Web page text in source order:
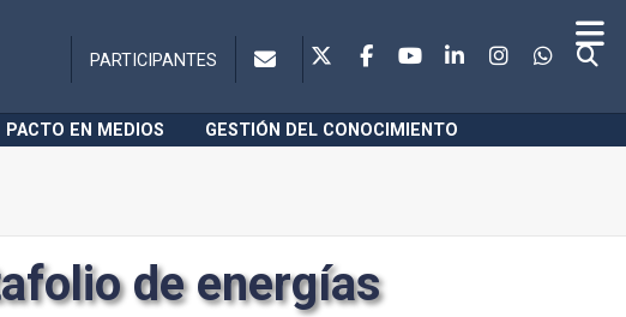
PARTICIPANTES
PACTO EN MEDIOS GESTIÓN DEL CONOCIMIENTO
de energías